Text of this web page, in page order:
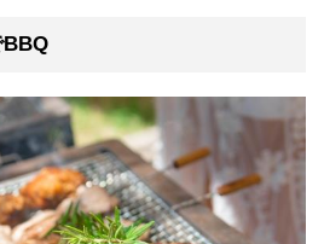
BBQ